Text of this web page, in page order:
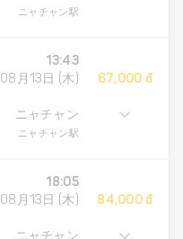
ニャチャン駅
13:43
08月13日 (木)
ニャチャン
ニャチャン駅
67,000 đ
18:05
08月13日 (木)
84,000 đ